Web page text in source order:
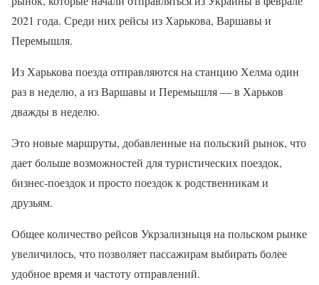
2021 года. Среди них рейсы из Харькова, Варшавы и
Перемышля.
Из Харькова поезда отправляются на станцию Хелма один
раз в неделю, а из Варшавы и Перемышля — в Харьков
дважды в неделю.
Это новые маршруты, добавленные на польский рынок, что
дает больше возможностей для туристических поездок,
бизнес-поездок и просто поездок к родственникам и
друзьям.
Общее количество рейсов Укрзализныця на польском рынке
увеличилось, что позволяет пассажирам выбирать более
удобное время и частоту отправлений.